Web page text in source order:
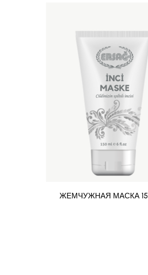
ЖЕМЧУЖНАЯ МАСКА